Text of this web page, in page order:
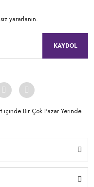
yararlanın.
KAYDOL
içinde Bir Çok Pazar Yerinde